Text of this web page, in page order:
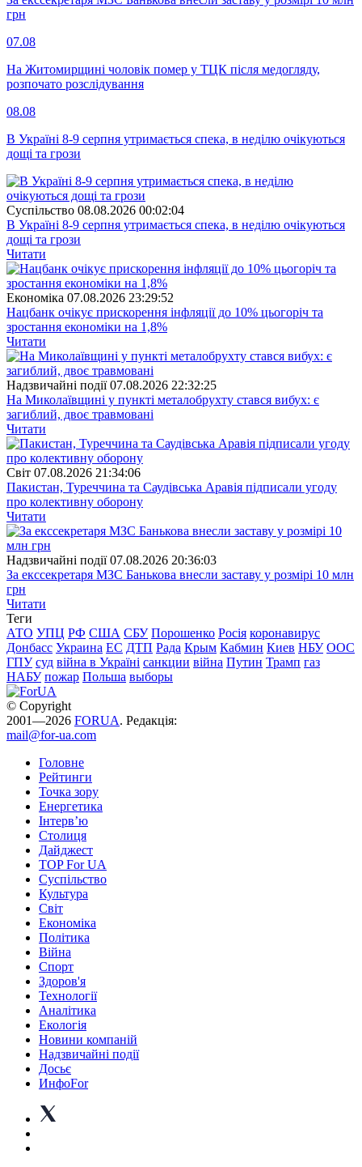
грн
07.08
На Житомирщині чоловік помер у ТЦК після медогляду,
розпочато розслідування
08.08
В Україні 8-9 серпня утримається спека, в неділю очікуються
дощі та грози
Суспiльство 08.08.2026 00:02:04
В Україні 8-9 серпня утримається спека, в неділю очікуються
дощі та грози
Читати
Економіка 07.08.2026 23:29:52
Нацбанк очікує прискорення інфляції до 10% цьогоріч та
зростання економіки на 1,8%
Читати
Надзвичайні події 07.08.2026 22:32:25
На Миколаївщині у пункті металобрухту стався вибух: є
загиблий, двоє травмовані
Читати
Свiт 07.08.2026 21:34:06
Пакистан, Туреччина та Саудівська Аравія підписали угоду
про колективну оборону
Читати
Надзвичайні події 07.08.2026 20:36:03
За екссекретаря МЗС Банькова внесли заставу у розмірі 10 млн
грн
Читати
Теги
АТО УПЦ РФ США СБУ Порошенко Росія коронавирус
Донбасс Украина ЕС ДТП Рада Крым Кабмин Киев НБУ ООС
ГПУ суд війна в Україні санкции війна Путин Трамп газ
НАБУ пожар Польша выборы
© Copyright
2001—2026 FORUA. Редакція:
mail@for-ua.com
Головне
Рейтинги
Точка зору
Енергетика
Інтерв’ю
Столиця
Дайджест
TOP For UA
Суспiльство
Культура
Світ
Економіка
Політика
Війна
Спорт
Здоров'я
Технології
Аналітика
Екологія
Новини компаній
Надзвичайні події
Досьє
ИнфоFor